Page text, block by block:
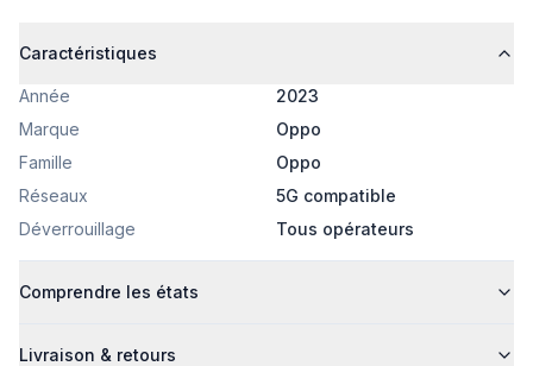
Caractéristiques
Année
2023
Marque
Oppo
Famille
Oppo
Réseaux
5G compatible
Déverrouillage
Tous opérateurs
Comprendre les états
Livraison & retours